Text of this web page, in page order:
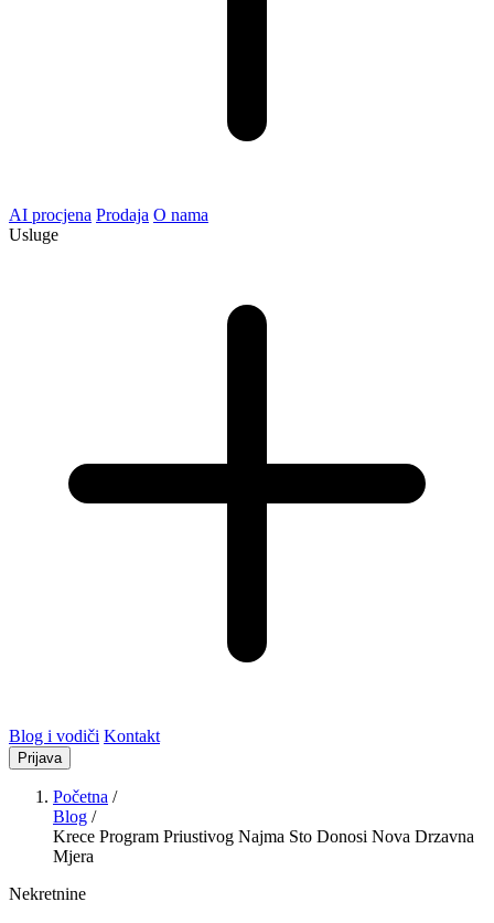
AI procjena Prodaja O nama
Usluge
Blog i vodiči Kontakt
Prijava
Početna /
Blog /
Krece Program Priustivog Najma Sto Donosi Nova Drzavna
Mjera
Nekretnine